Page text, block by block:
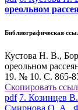
ореольном
Библиографическая
Кустова Н. В.,
ореольном
19. № 10. С. 865-
Скопировать
pdf 7. Козинцев
Смирнова О. А.,